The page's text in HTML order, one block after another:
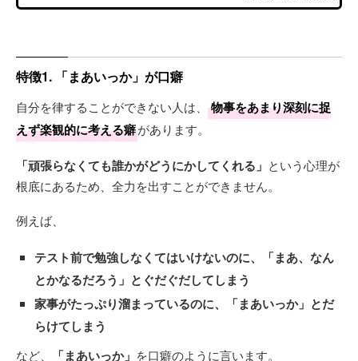
特徴1. 「まあいっか」が口癖
自分を律することができない人は、
物事をあまり深刻に捉
えず楽観的に考える癖があります。
「頑張らなくても誰かがどうにかしてくれる」 という心理が
根底にあるため、全力を出すことができません。
例えば、
テスト前で勉強しなくてはいけないのに、
「まあ、なん
とかなるだろう」 とぐだぐだしてしまう
家事がたっぷり溜まっているのに、
「まあいっか」 とだ
らけてしまう
など、 「まあいっか」 を口癖のように言います。